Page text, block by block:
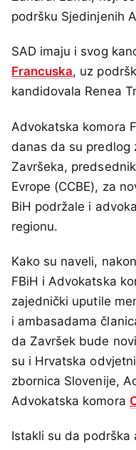
podršku Sjedinjenih
SAD imaju i svog
Francuska, uz
kandidovala Renea
Advokatska komora
danas da su predlog
Završeka,
Evrope (CCBE), za
BiH podržale i
regionu.
Kako su naveli,
FBiH i Advokatska
zajednički uputile
i ambasadama
da Završek bude
su i Hrvatska
zbornica Slovenije,
Advokatska komora
Istakli su da podrška